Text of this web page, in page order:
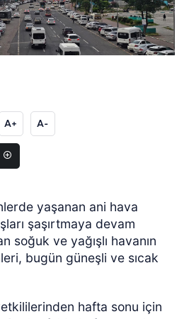
A+ A-
yaşanan ani hava
şaşırtmaya devam
soğuk ve yağışlı havanın
bugün güneşli ve sıcak
hafta sonu için